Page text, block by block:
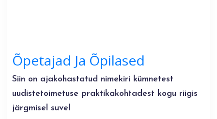
Õpetajad Ja Õpilased
Siin on ajakohastatud nimekiri kümnetest
uudistetoimetuse praktikakohtadest kogu riigis
järgmisel suvel